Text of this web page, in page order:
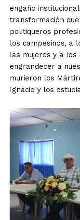
engaño
transformación
politiqueros
los campesinos, a
las mujeres y a
engrandecer a
murieron los
Ignacio y los